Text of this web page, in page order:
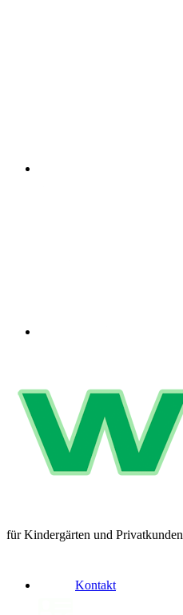
für Kindergärten und Privatkunden
Kontakt